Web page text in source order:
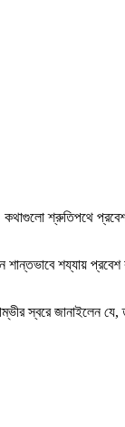
শ্রুতিপথে প্রবেশ
শয্যায় প্রবেশ
স্বরে জানাইলেন যে,